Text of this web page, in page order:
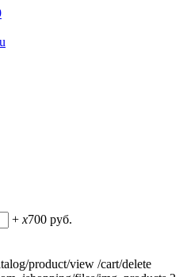
+ x700 руб.
product/view /cart/delete